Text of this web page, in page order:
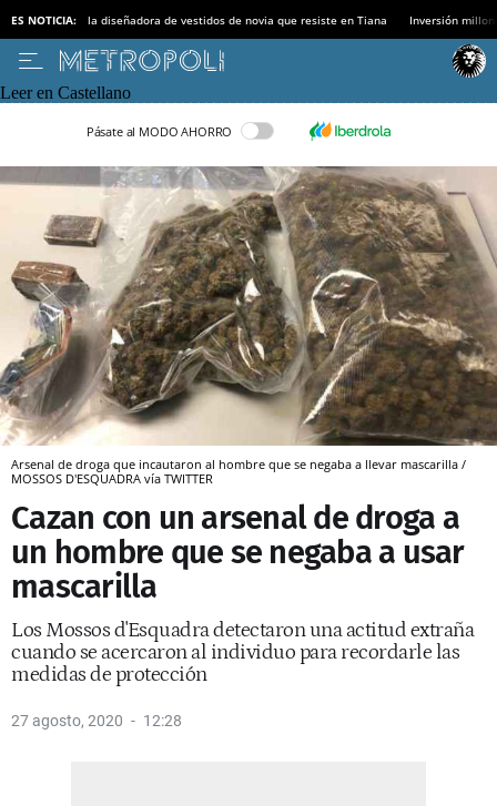
ES NOTICIA: la diseñadora de vestidos de novia que resiste en Tiana Inversión
Leer en Castellano
Pásate al MODO AHORRO
Arsenal de droga que incautaron al hombre que se negaba a llevar mascarilla /
MOSSOS D'ESQUADRA vía TWITTER
Cazan con un arsenal de droga a
un hombre que se negaba a usar
mascarilla
Los Mossos d'Esquadra detectaron una actitud extraña
cuando se acercaron al individuo para recordarle las
medidas de protección
27 agosto, 2020 12:28